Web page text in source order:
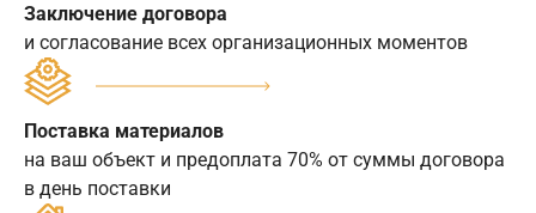
Заключение договора
и согласование всех организационных моментов
Поставка материалов
на ваш объект и предоплата 70% от суммы договора
в день поставки